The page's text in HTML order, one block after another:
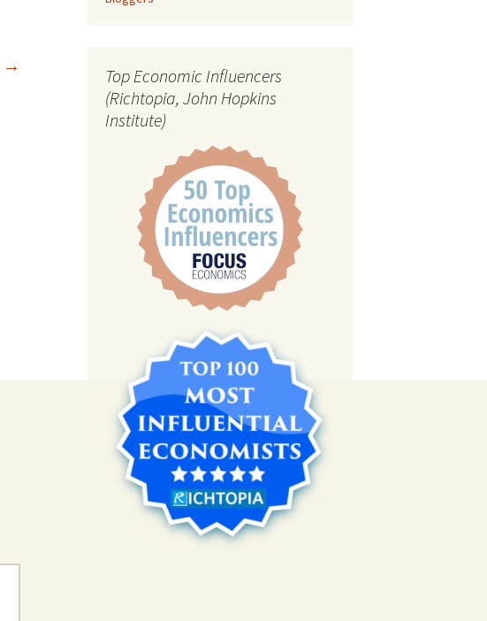
→
Top Economic Influencers
(Richtopia, John Hopkins
Institute)